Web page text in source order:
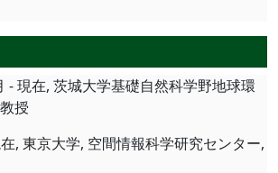
- 現在, 茨城大学基礎自然科学野地球環
授
, 東京大学, 空間情報科学研究センター,